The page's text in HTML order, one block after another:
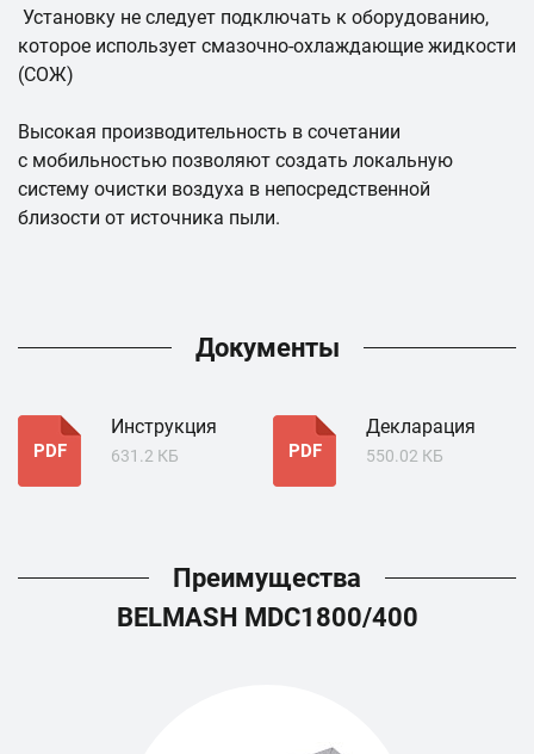
Установку не следует подключать к оборудованию,
которое использует смазочно-охлаждающие жидкости
(СОЖ)
Высокая производительность в сочетании
с мобильностью позволяют создать локальную
систему очистки воздуха в непосредственной
близости от источника пыли.
Документы
PDF
Инструкция
631.2 КБ PDF
Декларация
550.02 КБ
Преимущества
BELMASH MDC1800/400